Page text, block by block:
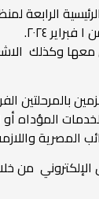
الرابعة
وكذلك
واللازمة
من